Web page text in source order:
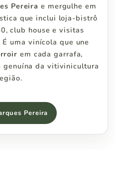
Pereira e mergulhe em
que inclui loja-bistrô
club house e visitas
uma vinícola que une
em cada garrafa,
genuína da vitivinicultura
Pereira